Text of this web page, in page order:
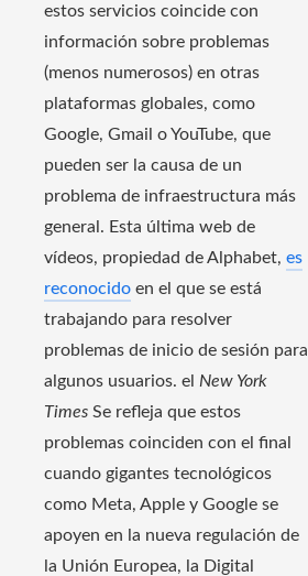
estos servicios coincide con
información sobre problemas
(menos numerosos) en otras
plataformas globales, como
Google, Gmail o YouTube, que
pueden ser la causa de un
problema de infraestructura más
general. Esta última web de
vídeos, propiedad de Alphabet, es
reconocido en el que se está
trabajando para resolver
problemas de inicio de sesión para
algunos usuarios. el New York
Times Se refleja que estos
problemas coinciden con el final
cuando gigantes tecnológicos
como Meta, Apple y Google se
apoyen en la nueva regulación de
la Unión Europea, la Digital